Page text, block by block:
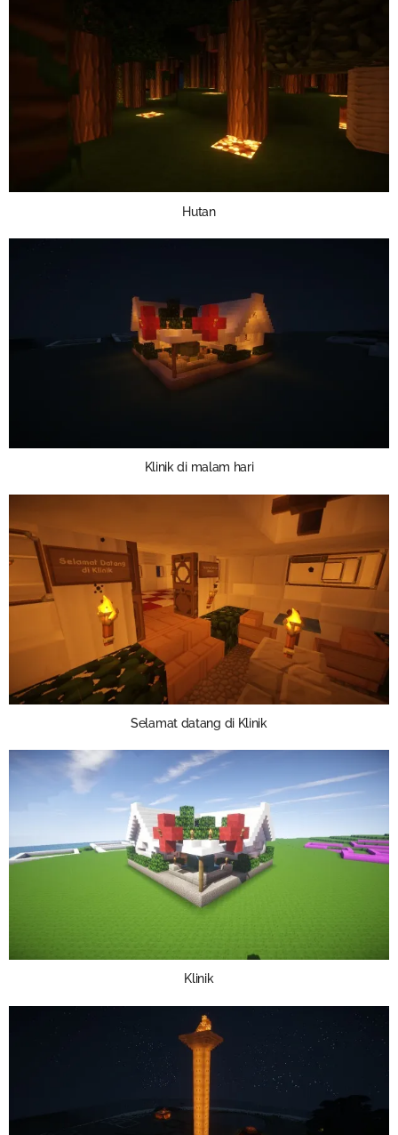
Hutan
Klinik di malam hari
Selamat datang di Klinik
Klinik